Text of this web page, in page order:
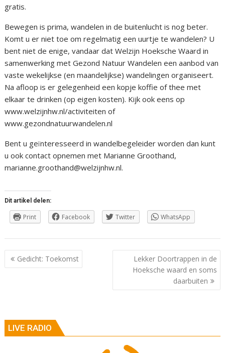
gratis.
Bewegen is prima, wandelen in de buitenlucht is nog beter.
Komt u er niet toe om regelmatig een uurtje te wandelen? U
bent niet de enige, vandaar dat Welzijn Hoeksche Waard in
samenwerking met Gezond Natuur Wandelen een aanbod van
vaste wekelijkse (en maandelijkse) wandelingen organiseert.
Na afloop is er gelegenheid een kopje koffie of thee met
elkaar te drinken (op eigen kosten). Kijk ook eens op
www.welzijnhw.nl/activiteiten of
www.gezondnatuurwandelen.nl
Bent u geïnteresseerd in wandelbegeleider worden dan kunt
u ook contact opnemen met Marianne Groothand,
marianne.groothand@welzijnhw.nl.
Dit artikel delen:
Print Facebook Twitter WhatsApp
Berichtnavigatie
Gedicht: Toekomst
Lekker Doortrappen in de
Hoeksche waard en soms
daarbuiten
LIVE RADIO